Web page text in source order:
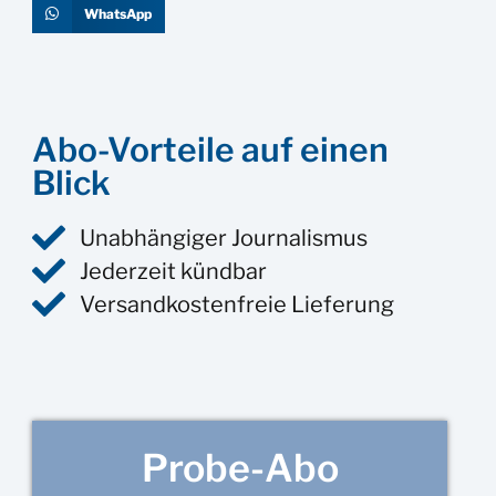
WhatsApp
Abo-Vorteile auf einen
Blick
Unabhängiger Journalismus
Jederzeit kündbar
Versandkostenfreie Lieferung
Probe-Abo